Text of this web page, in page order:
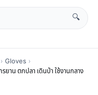
🔍
› Gloves ›
าน ตกปลา เดินป่า ใช้งานกลาง